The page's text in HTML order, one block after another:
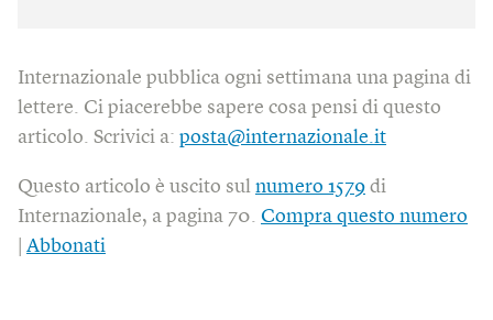
Internazionale pubblica ogni settimana una pagina di
lettere. Ci piacerebbe sapere cosa pensi di questo
articolo. Scrivici a: posta@internazionale.it
Questo articolo è uscito sul numero 1579 di
Internazionale, a pagina 70. Compra questo numero
Abbonati